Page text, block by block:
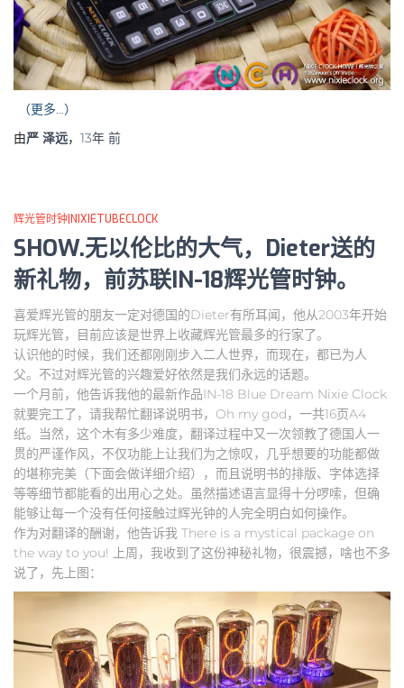
（更多…）
由严 泽远， 13年 前
辉光管时钟|NIXIETUBECLOCK
SHOW.无以伦比的大气，Dieter送的
新礼物，前苏联IN-18辉光管时钟。
喜爱辉光管的朋友一定对德国的Dieter有所耳闻，他从2003年开始
玩辉光管，目前应该是世界上收藏辉光管最多的行家了。
认识他的时候，我们还都刚刚步入二人世界，而现在，都已为人
父。不过对辉光管的兴趣爱好依然是我们永远的话题。
一个月前，他告诉我他的最新作品IN-18 Blue Dream Nixie Clock
就要完工了，请我帮忙翻译说明书，Oh my god，一共16页A4
纸。当然，这个木有多少难度，翻译过程中又一次领教了德国人一
贯的严谨作风，不仅功能上让我们为之惊叹，几乎想要的功能都做
的堪称完美（下面会做详细介绍），而且说明书的排版、字体选择
等等细节都能看的出用心之处。虽然描述语言显得十分啰嗦，但确
能够让每一个没有任何接触过辉光钟的人完全明白如何操作。
作为对翻译的酬谢，他告诉我 There is a mystical package on
the way to you! 上周，我收到了这份神秘礼物，很震撼，啥也不多
说了，先上图：